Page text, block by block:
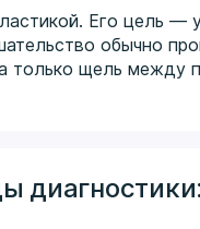
Его цель —
обычно
только щель между
диагностики: